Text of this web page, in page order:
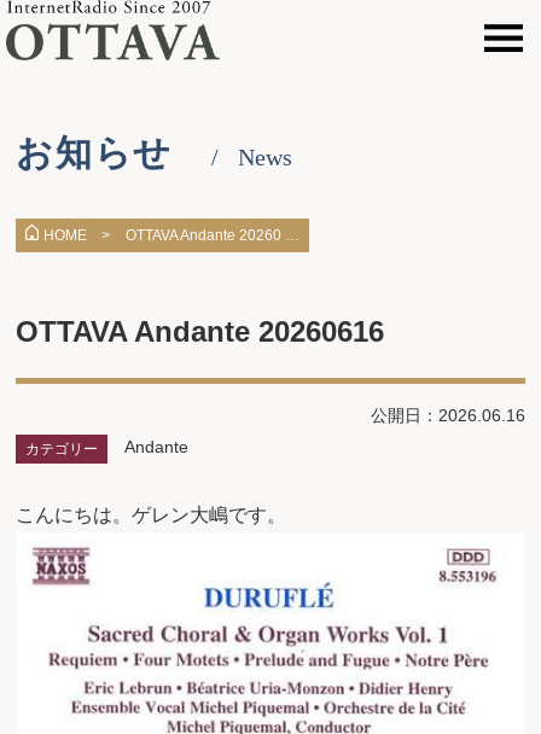
お知らせ News
HOME > OTTAVA Andante 20260 …
OTTAVA Andante 20260616
公開日：2026.06.16
カテゴリー Andante
こんにちは。ゲレン大嶋です。